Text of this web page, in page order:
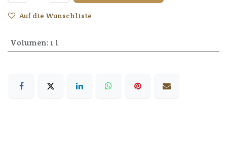
Auf die Wunschliste
Volumen: 1 l